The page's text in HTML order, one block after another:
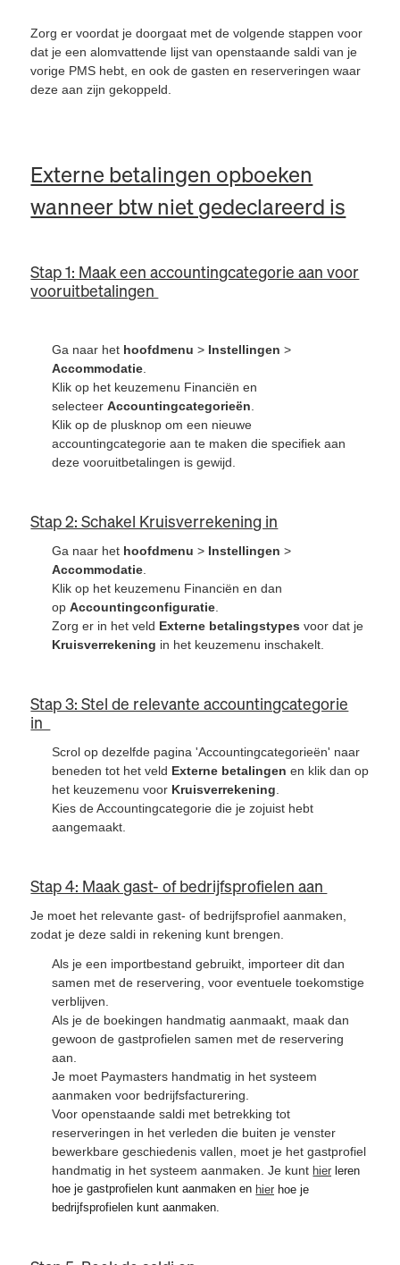
Zorg er voordat je doorgaat met de volgende stappen voor
dat je een alomvattende lijst van openstaande saldi van je
vorige PMS hebt, en ook de gasten en reserveringen waar
deze aan zijn gekoppeld.
Externe betalingen opboeken
wanneer btw niet gedeclareerd is
Stap 1: Maak een accountingcategorie aan voor
vooruitbetalingen
Ga naar het hoofdmenu > Instellingen >
Accommodatie
Klik op het keuzemenu Financiën en
selecteerAccountingcategorieën
Klik op de plusknop om een nieuwe
accountingcategorie aan te maken die specifiek aan
deze vooruitbetalingen is gewijd.
Stap 2: Schakel Kruisverrekening in
Ga naar het hoofdmenu > Instellingen >
Accommodatie
Klik op het keuzemenu Financiën en dan
opAccountingconfiguratie
Zorg er in het veld Externe betalingstypes voor dat je
Kruisverrekening in het keuzemenu inschakelt.
Stap 3: Stel de relevante accountingcategorie
in
Scrol op dezelfde pagina 'Accountingcategorieën' naar
beneden tot het veld Externe betalingen en klik dan op
het keuzemenu voor Kruisverrekening
Kies de Accountingcategorie die je zojuist hebt
aangemaakt.
Stap 4: Maak gast- of bedrijfsprofielen aan
Je moet het relevante gast- of bedrijfsprofiel aanmaken,
zodat je deze saldi in rekening kunt brengen.
Als je een importbestand gebruikt, importeer dit dan
samen met de reservering, voor eventuele toekomstige
verblijven.
Als je de boekingen handmatig aanmaakt, maak dan
gewoon de gastprofielen samen met de reservering
aan.
Je moet Paymasters handmatig in het systeem
aanmaken voor bedrijfsfacturering.
Voor openstaande saldi met betrekking tot
reserveringen in het verleden die buiten je venster
bewerkbare geschiedenis vallen, moet je het gastprofiel
handmatig in het systeem aanmaken. Je kunt hier leren
hoe je gastprofielen kunt aanmaken en hier hoe je
bedrijfsprofielen kunt aanmaken.